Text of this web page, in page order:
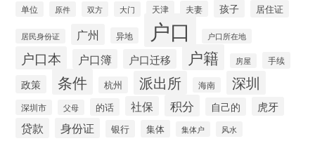
单位 原件 双方 大门 天津 夫妻 孩子 居住证
居民身份证 广州 异地 户口 户口所在地
户口本 户口簿 户口迁移 户籍 房屋 手续
政策 条件 杭州 派出所 海南 深圳
深圳市 父母 的话 社保 积分 自己的 虎牙
贷款 身份证 银行 集体 集体户 风水